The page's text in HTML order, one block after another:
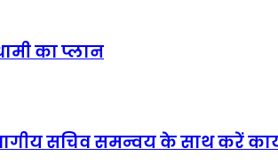
का प्लान
सचिव समन्वय के साथ करें